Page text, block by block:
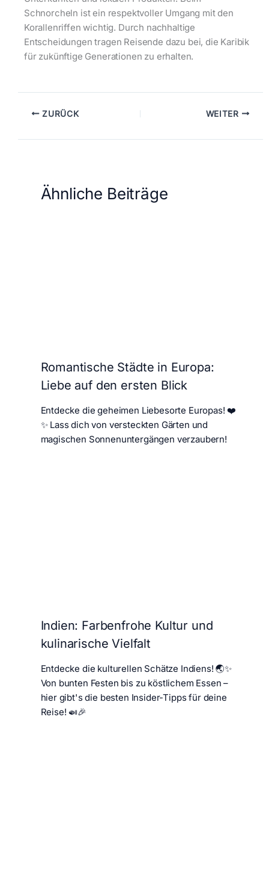
Schnorcheln ist ein respektvoller Umgang mit den
Korallenriffen wichtig. Durch nachhaltige
Entscheidungen tragen Reisende dazu bei, die Karibik
für zukünftige Generationen zu erhalten.
ZURÜCK WEITER
Ähnliche Beiträge
Romantische Städte in Europa:
Liebe auf den ersten Blick
Entdecke die geheimen Liebesorte Europas! ❤️
✨ Lass dich von versteckten Gärten und
magischen Sonnenuntergängen verzaubern!
Indien: Farbenfrohe Kultur und
kulinarische Vielfalt
Entdecke die kulturellen Schätze Indiens! 🌏✨
Von bunten Festen bis zu köstlichem Essen –
hier gibt's die besten Insider-Tipps für deine
Reise! 🍛🎉